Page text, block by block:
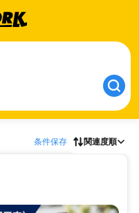
条件保存 関連度順